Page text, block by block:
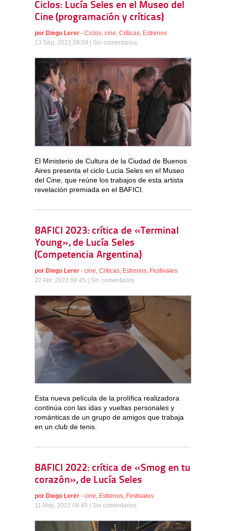
Ciclos: Lucía Seles en el Museo del
Cine (programación y críticas)
por Diego Lerer - Ciclos, cine, Críticas, Estrenos
13 Sep, 2023 08:59 | Sin comentarios
El Ministerio de Cultura de la Ciudad de Buenos
Aires presenta el ciclo Lucia Seles en el Museo
del Cine, que reúne los trabajos de esta artista
revelación premiada en el BAFICI.
BAFICI 2023: crítica de «Terminal
Young», de Lucía Seles
(Competencia Argentina)
por Diego Lerer - cine Críticas Estrenos Festivales
22 Abr, 2023 08:45 | Sin comentarios
Esta nueva película de la prolífica realizadora
continúa con las idas y vueltas personales y
románticas de un grupo de amigos que trabaja
en un club de tenis.
BAFICI 2022: crítica de «Smog en tu
corazón», de Lucía Seles
por Diego Lerer - cine, Estrenos, Festivales
11 May, 2022 08:45 | Sin comentarios